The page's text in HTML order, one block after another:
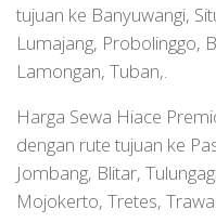
tujuan ke Banyuwangi,
Lumajang, Probolinggo,
Lamongan, Tuban,.
Harga Sewa Hiace
dengan rute tujuan ke
Jombang, Blitar,
Mojokerto, Tretes,